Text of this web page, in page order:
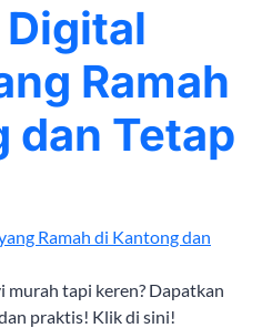
Ramah
dan Tetap
tapi keren? Dapatkan
praktis! Klik di sini!